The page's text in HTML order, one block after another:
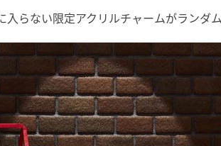
らない限定アクリルチャームがランダム